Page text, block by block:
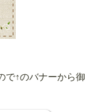
で↑のバナーから御